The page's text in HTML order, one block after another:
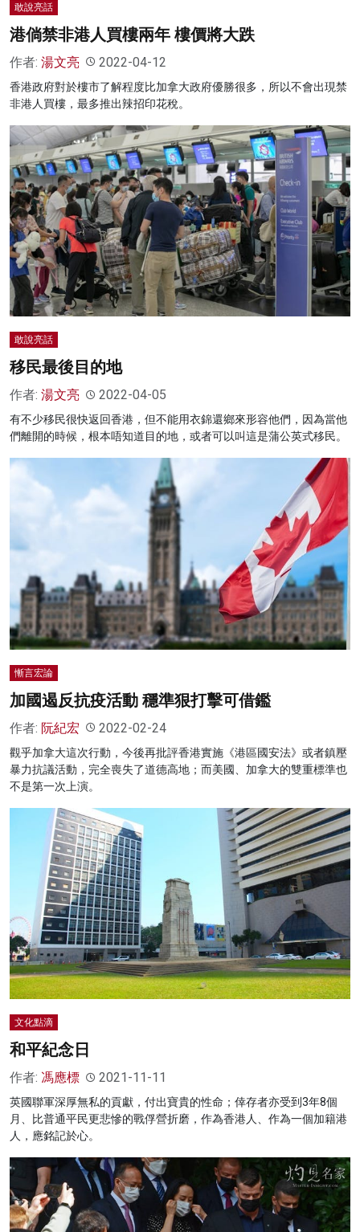
敢說亮話
港倘禁非港人買樓兩年 樓價將大跌
作者: 湯文亮 2022-04-12
香港政府對於樓市了解程度比加拿大政府優勝很多，所以不會出現禁
非港人買樓，最多推出辣招印花稅。
敢說亮話
移民最後目的地
作者: 湯文亮 2022-04-05
有不少移民很快返回香港，但不能用衣錦還鄉來形容他們，因為當他
們離開的時候，根本唔知道目的地，或者可以叫這是蒲公英式移民。
慚言宏論
加國遏反抗疫活動 穩準狠打擊可借鑑
作者: 阮紀宏 2022-02-24
觀乎加拿大這次行動，今後再批評香港實施《港區國安法》或者鎮壓
暴力抗議活動，完全喪失了道德高地；而美國、加拿大的雙重標準也
不是第一次上演。
文化點滴
和平紀念日
作者: 馮應標 2021-11-11
英國聯軍深厚無私的貢獻，付出寶貴的性命；倖存者亦受到3年8個
月、比普通平民更悲慘的戰俘營折磨，作為香港人、作為一個加籍港
人，應銘記於心。